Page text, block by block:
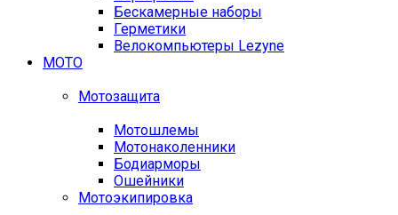
Бескамерные наборы
Герметики
Велокомпьютеры Lezyne
МОТО
Мотозащита
Мотошлемы
Мотонаколенники
Бодиарморы
Ошейники
Мотоэкипировка